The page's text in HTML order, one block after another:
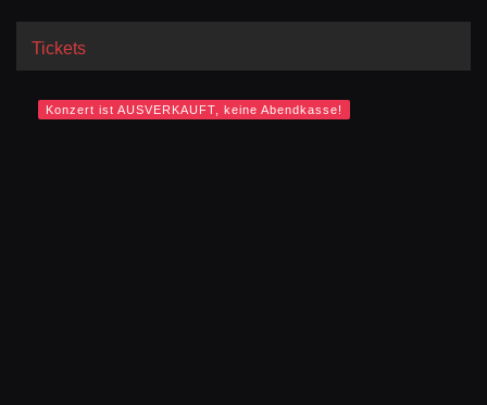
Tickets
Konzert ist AUSVERKAUFT, keine Abendkasse!